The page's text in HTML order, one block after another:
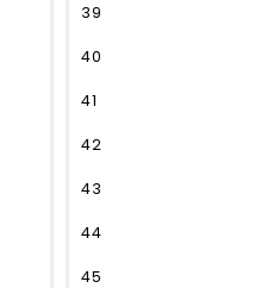
39
40
41
42
43
44
45